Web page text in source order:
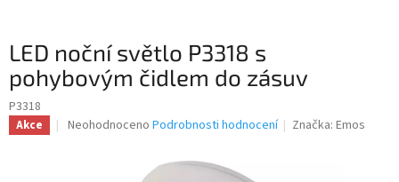
LED noční světlo P3318 s
pohybovým čidlem do zásuv
P3318
Akce
Průměrné
Neohodnoceno Podrobnosti hodnocení Značka:Emos